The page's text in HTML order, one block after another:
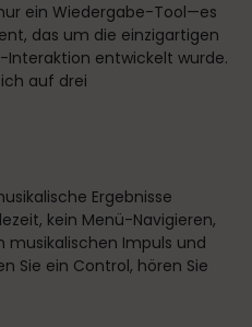
ein Wiedergabe-Tool—es
das um die einzigartigen
entwickelt wurde.
auf drei
Ergebnisse
kein Menü-Navigieren,
musikalischen Impuls und
Sie ein Control, hören Sie